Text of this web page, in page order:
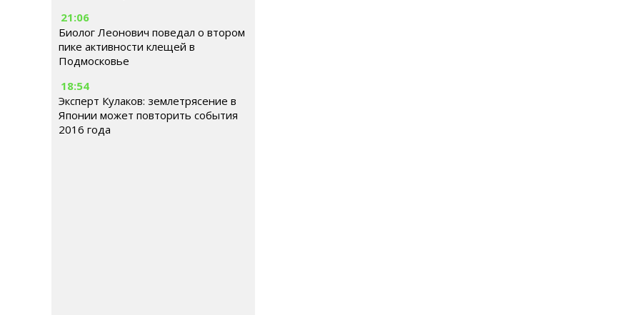
21:06
Биолог Леонович поведал о втором
пике активности клещей в
Подмосковье
18:54
Эксперт Кулаков: землетрясение в
Японии может повторить события
2016 года